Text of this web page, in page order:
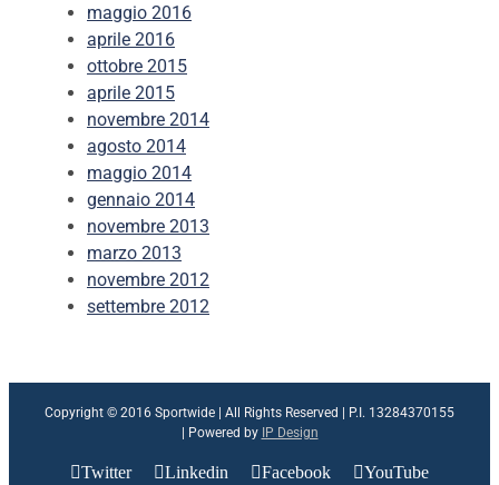
maggio 2016
aprile 2016
ottobre 2015
aprile 2015
novembre 2014
agosto 2014
maggio 2014
gennaio 2014
novembre 2013
marzo 2013
novembre 2012
settembre 2012
Copyright © 2016 Sportwide | All Rights Reserved | P.I. 13284370155
| Powered by IP Design
Twitter Linkedin Facebook YouTube